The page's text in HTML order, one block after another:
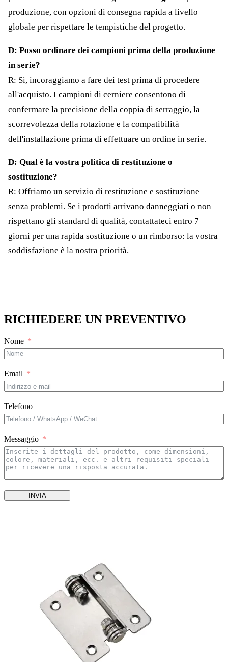
produzione, con opzioni di consegna rapida a livello
globale per rispettare le tempistiche del progetto.
D: Posso ordinare dei campioni prima della produzione
in serie?
R: Sì, incoraggiamo a fare dei test prima di procedere
all'acquisto. I campioni di cerniere consentono di
confermare la precisione della coppia di serraggio, la
scorrevolezza della rotazione e la compatibilità
dell'installazione prima di effettuare un ordine in serie.
D: Qual è la vostra politica di restituzione o
sostituzione?
R: Offriamo un servizio di restituzione e sostituzione
senza problemi. Se i prodotti arrivano danneggiati o non
rispettano gli standard di qualità, contattateci entro 7
giorni per una rapida sostituzione o un rimborso: la vostra
soddisfazione è la nostra priorità.
RICHIEDERE UN PREVENTIVO
Nome
Email
Telefono
Messaggio
INVIA